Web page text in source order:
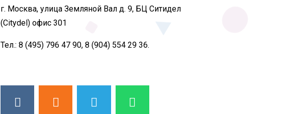
г. Москва, улица Земляной Вал д. 9, БЦ Ситидел
(Citydel) офис 301
Тел.: 8 (495) 796 47 90, 8 (904) 554 29 36.